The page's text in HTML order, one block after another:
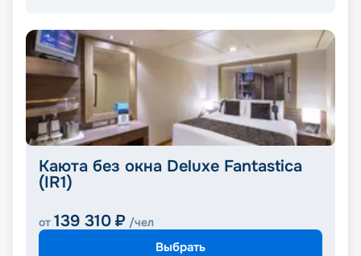
Каюта без окна Deluxe Fantastica
(IR1)
от 139 310 ₽ /чел
Выбрать